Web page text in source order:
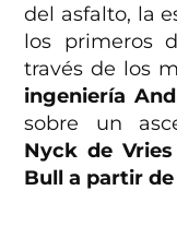
del asfalto, la
los primeros
través de los
ingeniería
sobre un
Nyck de
Bull a partir de